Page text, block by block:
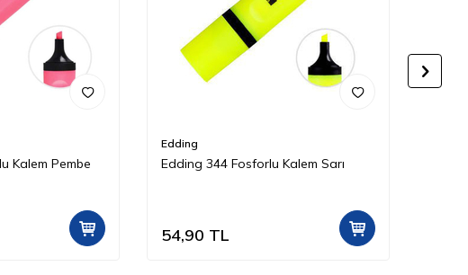
Kalem Pembe
Edding
Edding 344 Fosforlu Kalem Sarı
54,90 TL